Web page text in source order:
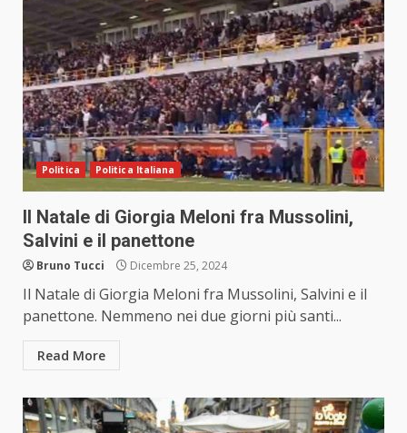
Politica Politica Italiana
Il Natale di Giorgia Meloni fra Mussolini,
Salvini e il panettone
Bruno Tucci Dicembre 25, 2024
Il Natale di Giorgia Meloni fra Mussolini, Salvini e il
panettone. Nemmeno nei due giorni più santi...
Read More